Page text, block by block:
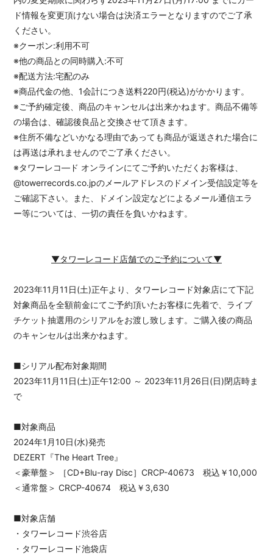
ド情報を変更頂けない場合は決済エラーとなりますのでご了承
ください。
※クーポン:利用不可
※他の商品との同時購入:不可
※配送方法:宅配のみ
※商品代金の他、1会計につき送料220円(税込)がかかります。
※ご予約確定後、商品のキャンセルは出来かねます。商品不備等
の場合は、確認後良品と交換させて頂きます。
※住所不備などいかなる理由であっても商品が返送された場合に
は再送は承れませんのでご了承ください。
※タワーレコ―ド オンラインにてご予約いただくお客様は、
@towerrecords.co.jpのメールアドレスのドメイン受信設定等を
ご確認下さい。また、ドメイン設定などによるメール通信エラ
ー等については、一切の責任を負いかねます。
▼タワーレコード店舗でのご予約について▼
2023年11月11日(土)正午より、タワーレコード対象店にて下記
対象商品を全額前金にてご予約頂いたお客様に先着で、ライブ
チケット抽選用のシリアルをお渡し致します。ご購入後の商品
のキャンセルは出来かねます。
■シリアル配布対象期間
2023年11月11日(土)正午12:00 ～ 2023年11月26日(日)閉店時ま
で
■対象商品
2024年1月10日(水)発売
DEZERT『The Heart Tree』
＜豪華盤＞ ［CD+Blu-ray Disc］CRCP-40673 税込￥10,000
＜通常盤＞ CRCP-40674 税込￥3,630
■対象店舗
・タワーレコード渋谷店
・タワーレコード池袋店